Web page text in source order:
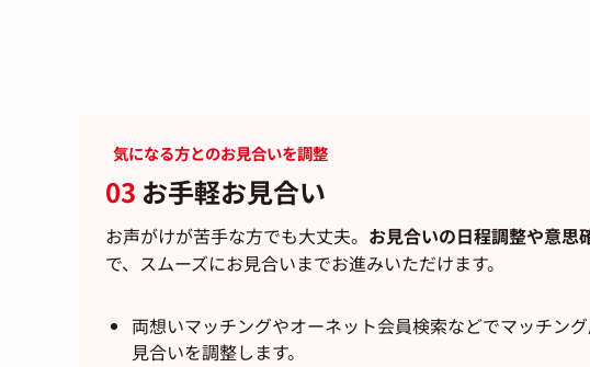
気になる方とのお見合いを調整
03 お手軽お見合い
お声がけが苦手な方でも大丈夫。 お見合いの日程調整や意思
で、スムーズにお見合いまでお進みいただけます。
両想いマッチングやオーネット会員検索などでマッチン
見合いを調整します。